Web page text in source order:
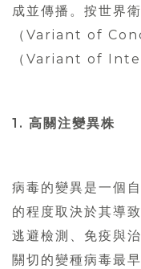
成並傳播。按世界
（Variant of
（Variant of
1. 高關注變異株
病毒的變異是一個
的程度取決於其導
逃避檢測、免疫與
關切的變種病毒最